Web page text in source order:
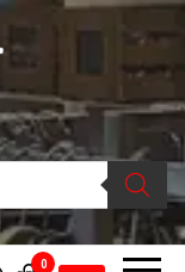
on vaihtoehtomusaan
verkko- sekä
Helsingissä Kallion
sydämessä.
0